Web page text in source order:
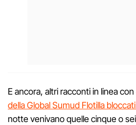
E ancora, altri racconti in linea
della Global Sumud Flotilla
notte venivano quelle cinque o